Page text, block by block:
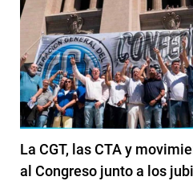
La CGT, las CTA y
al Congreso junto a los